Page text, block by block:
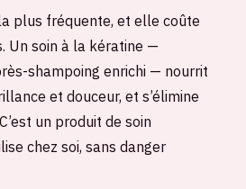
plus fréquente, et elle coûte
Un soin à la kératine —
shampoing enrichi — nourrit
et douceur, et s’élimine
un produit de soin
chez soi, sans danger